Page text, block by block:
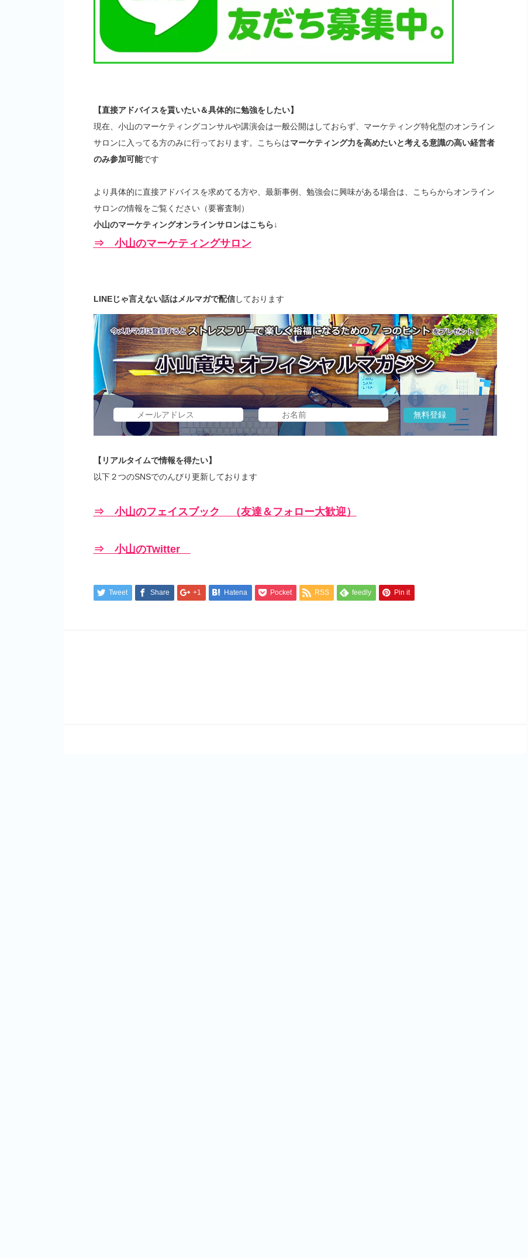
【直接アドバイスを貰いたい＆具体的に勉強をしたい】
現在、小山のマーケティングコンサルや講演会は一般公開はしておらず、マーケティング特化型のオンライン
サロンに入ってる方のみに行っております。こちらはマーケティング力を高めたいと考える意識の高い経営者
のみ参加可能です
より具体的に直接アドバイスを求めてる方や、最新事例、勉強会に興味がある場合は、こちらからオンライン
サロンの情報をご覧ください（要審査制）
小山のマーケティングオンラインサロンはこちら↓
⇒ 小山のマーケティングサロン
LINEじゃ言えない話はメルマガで配信しております
【リアルタイムで情報を得たい】
以下２つのSNSでのんびり更新しております
⇒ 小山のフェイスブック （友達＆フォロー大歓迎）
⇒ 小山のTwitter
Tweet Share +1 Hatena Pocket RSS feedly Pin it